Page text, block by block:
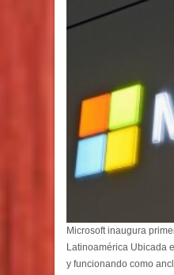
Microsoft inaugura
Latinoamérica Ubicada
y funcionando como